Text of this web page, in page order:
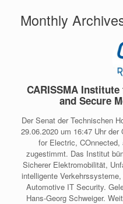
Monthly
CARISSMA
and Secure
Der Senat der Technischen
29.06.2020 um 16:47 Uhr
for Electric, COnnected,
zugestimmt. Das Institut
Sicherer Elektromobilität,
intelligente
Automotive IT Security.
Hans-Georg Schweiger.